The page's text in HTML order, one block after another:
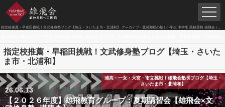
指定校推薦・早稲田挑戦！文武修身塾ブログ【埼玉・さいた
ま市・北浦和】
浦高・一女・大宮・市立挑戦！雄飛会塾長ブログ【埼玉・
さいたま市・北浦和】
26.06.13
【２０２６年度】雄飛教育グループ：夏期講習会【雄飛会×文